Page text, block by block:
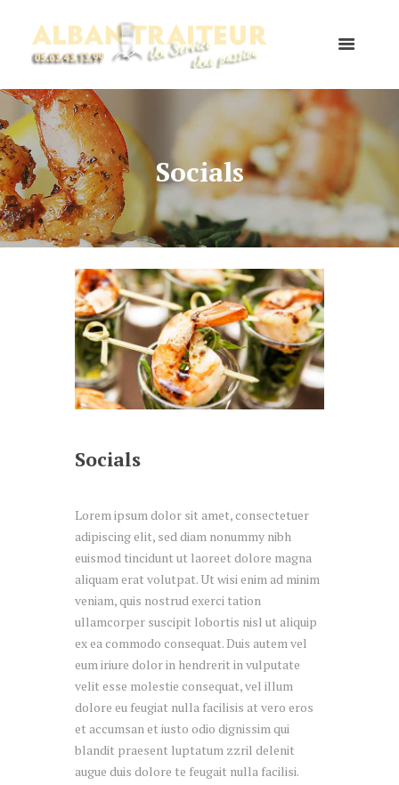
Socials
Socials
Lorem ipsum dolor sit amet, consectetuer
adipiscing elit, sed diam nonummy nibh
euismod tincidunt ut laoreet dolore magna
aliquam erat volutpat. Ut wisi enim ad minim
veniam, quis nostrud exerci tation
ullamcorper suscipit lobortis nisl ut aliquip
ex ea commodo consequat. Duis autem vel
eum iriure dolor in hendrerit in vulputate
velit esse molestie consequat, vel illum
dolore eu feugiat nulla facilisis at vero eros
et accumsan et iusto odio dignissim qui
blandit praesent luptatum zzril delenit
augue duis dolore te feugait nulla facilisi.